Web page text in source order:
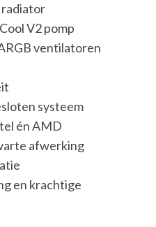
radiator
V2 pomp
ventilatoren
systeem
én AMD
afwerking
en krachtige